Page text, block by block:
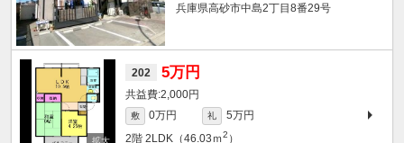
兵庫県高砂市中島2丁目8番29号
202 5万円
2,000円
敷 0万円 礼
5万円
2階 2LDK（46.03ｍ2 ）